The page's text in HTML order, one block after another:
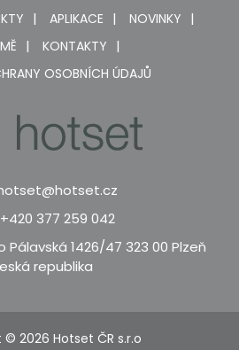
APLIKACE
NOVINKY
KONTAKTY
OSOBNÍCH ÚDAJŮ
+420 377 259 042
Pálavská 1426/47 323 00 Plzeň
republika
2026 Hotset ČR s.r.o